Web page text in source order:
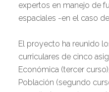
expertos en manejo de
espaciales -en el caso
El proyecto ha reunido
curriculares de cinco
Económica (tercer
Población (segundo